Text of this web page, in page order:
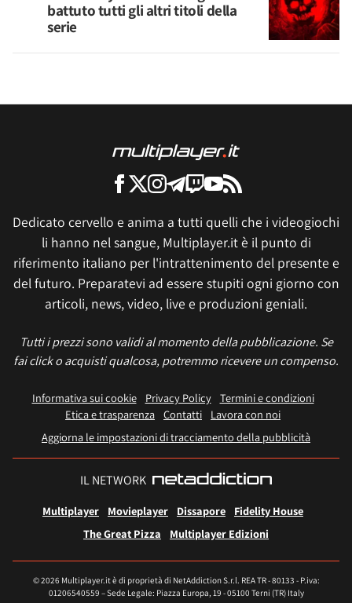
battuto tutti gli altri titoli della
serie
Dedicato cervello e anima a tutti quelli che i videogiochi
li hanno nel sangue, Multiplayer.it è il punto di
riferimento italiano per l'intrattenimento del presente e
del futuro. Preparatevi ad essere stupiti ogni giorno con
articoli, news, video, live e produzioni geniali.
Tutti i prezzi sono validi al momento della pubblicazione. Se
fai click o acquisti qualcosa, potremmo ricevere un compenso.
Informativa sui cookie Privacy Policy
Termini e condizioni
Etica e trasparenza Contatti
Lavora con noi
Aggiorna le impostazioni di tracciamento della pubblicità
IL NETWORK
Multiplayer Movieplayer Dissapore
Fidelity House
The Great Pizza
Multiplayer Edizioni
© 2026 Multiplayer.it è di proprietà di NetAddiction S.r.l. REA TR - 80133 - P.iva:
01206540559 – Sede Legale: Piazza Europa, 19 - 05100 Terni (TR) Italy